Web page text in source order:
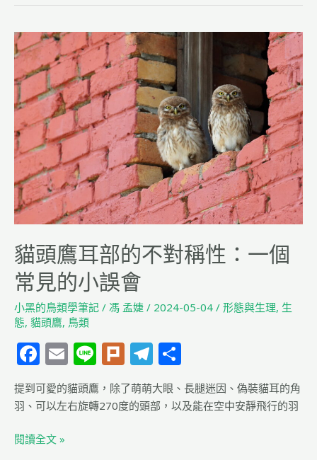
o
k
貓頭鷹耳部的不對稱性：一個
常見的小誤會
小黑的鳥類學筆記 / 馮 孟婕 / 2024-05-04 / 形態與生理, 生
態, 貓頭鷹, 鳥類
F
a
c
e
b
E
m
ai
l
Li
n
e
Pl
u
rk
T
el
e
g
享
提到可愛的貓頭鷹，除了萌萌大眼、長腿迷因、偽裝貓耳的角
羽、可以左右旋轉270度的頭部，以及能在空中安靜飛行的羽
貓
頭
鷹
耳
部
的
不
對
稱
性：
一
常
見
的
小
誤
會
閱讀全文 »